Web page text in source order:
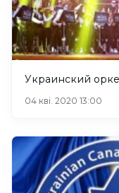
Украинский
04 кві. 2020 13:00